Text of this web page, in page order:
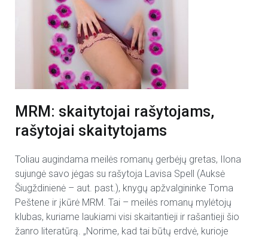
MRM: skaitytojai rašytojams,
rašytojai skaitytojams
Toliau augindama meilės romanų gerbėjų gretas, Ilona
sujungė savo jėgas su rašytoja Lavisa Spell (Auksė
Šiugždinienė – aut. past.), knygų apžvalgininke Toma
Peštene ir įkūrė MRM. Tai – meilės romanų mylėtojų
klubas, kuriame laukiami visi skaitantieji ir rašantieji šio
žanro literatūrą. „Norime, kad tai būtų erdvė, kurioje